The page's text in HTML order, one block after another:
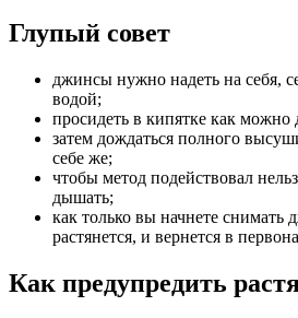
Глупый совет
джинсы нужно надеть на себя,
водой;
просидеть в кипятке как можно
затем дождаться полного
себе же;
чтобы метод подействовал
дышать;
как только вы начнете
растянется, и вернется в
Как предупредить